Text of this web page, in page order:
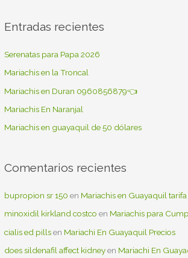
c
o
r
:
Entradas recientes
Serenatas para Papa 2026
Mariachis en la Troncal
Mariachis en Duran 0960856879👈
Mariachis En Naranjal
Mariachis en guayaquil de 50 dólares
Comentarios recientes
bupropion sr 150 en Mariachis en Guayaquil
minoxidil kirkland costco en Mariachis para
cialis ed pillsen Mariachi En Guayaquil Precios
does sildenafil affect kidneyen Mariachi En